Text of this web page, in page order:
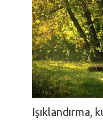
Işıklandırma,